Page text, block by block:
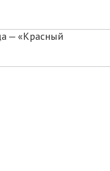
— «Красный